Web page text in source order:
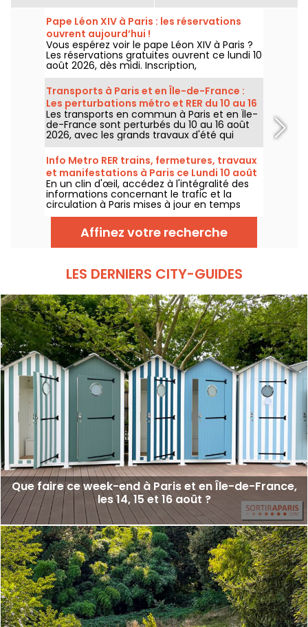
Pape Léon XIV à Paris : les réservations
ouvrent aujourd’hui !
Vous espérez voir le pape Léon XIV à Paris ?
Les réservations gratuites ouvrent ce lundi 10
août 2026, dès midi. Inscription,
confirmation, événements accessibles sans
billet : on fait le point avant le coup d’envoi.
Transports à Paris et en Île-de-France :
Les perturbations métro et RER du 10 au 16
août 2026
Les transports en commun à Paris et en Île-
de-France sont perturbés du 10 au 16 août
2026, avec les grands travaux d'été qui
impactent très durement certaines lignes,
selon la RATP et SNCF.
Info Metro RER trains, fermetures, travaux
et manifestations à Paris ce Lundi 10 août
2026
En un clin d'œil, accédez à l'intégralité des
informations concernant le trafic et la
circulation à Paris mises à jour en temps
réel. Metro RER et Transilien de la RATP,
travaux, circulation, grands évènements et
manifestations, on vous donne toutes les
informations pratiques à connaître avant de
Affinez votre recherche
LES DERNIERS CITY-GUIDES
Que faire ce week-end à Paris et en Île-de-France,
les 14, 15 et 16 août ?